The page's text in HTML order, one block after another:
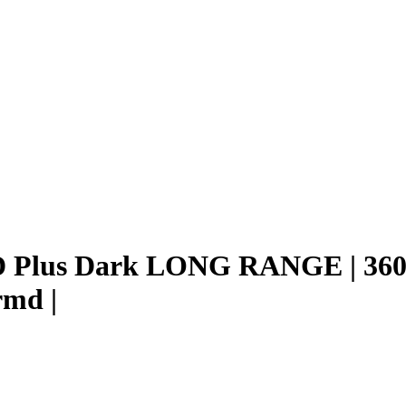
Dark LONG RANGE |
|